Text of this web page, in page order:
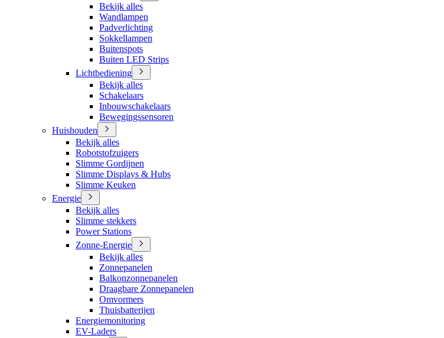
Bekijk alles
Wandlampen
Padverlichting
Sokkellampen
Buitenspots
Buiten LED Strips
Lichtbediening
Bekijk alles
Schakelaars
Inbouwschakelaars
Bewegingssensoren
Huishouden
Bekijk alles
Robotstofzuigers
Slimme Gordijnen
Slimme Displays & Hubs
Slimme Keuken
Energie
Bekijk alles
Slimme stekkers
Power Stations
Zonne-Energie
Bekijk alles
Zonnepanelen
Balkonzonnepanelen
Draagbare Zonnepanelen
Omvormers
Thuisbatterijen
Energiemonitoring
EV-Laders